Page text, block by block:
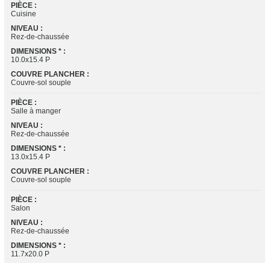
PIÈCE :
Cuisine
NIVEAU :
Rez-de-chaussée
DIMENSIONS * :
10.0x15.4 P
COUVRE PLANCHER :
Couvre-sol souple
PIÈCE :
Salle à manger
NIVEAU :
Rez-de-chaussée
DIMENSIONS * :
13.0x15.4 P
COUVRE PLANCHER :
Couvre-sol souple
PIÈCE :
Salon
NIVEAU :
Rez-de-chaussée
DIMENSIONS * :
11.7x20.0 P